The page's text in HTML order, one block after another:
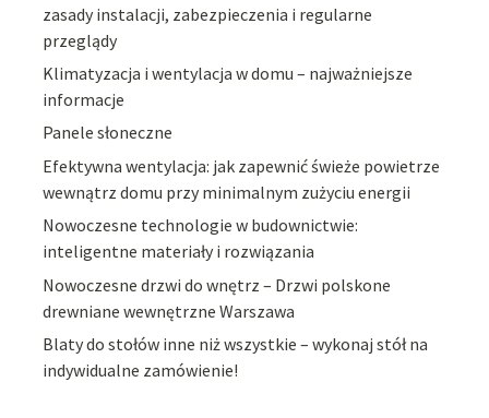
zasady instalacji, zabezpieczenia i regularne
przeglądy
Klimatyzacja i wentylacja w domu – najważniejsze
informacje
Panele słoneczne
Efektywna wentylacja: jak zapewnić świeże powietrze
wewnątrz domu przy minimalnym zużyciu energii
Nowoczesne technologie w budownictwie:
inteligentne materiały i rozwiązania
Nowoczesne drzwi do wnętrz – Drzwi polskone
drewniane wewnętrzne Warszawa
Blaty do stołów inne niż wszystkie – wykonaj stół na
indywidualne zamówienie!